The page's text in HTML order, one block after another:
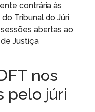
contrária às
Tribunal do Júri
abertas ao
Justiça
nos
pelo júri